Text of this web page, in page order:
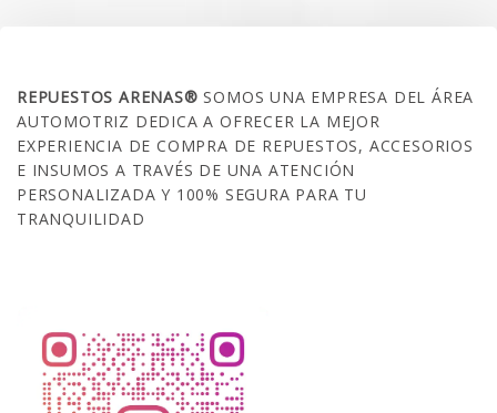
REPUESTOS ARENAS®SOMOS UNA EMPRESA DEL ÁREA
AUTOMOTRIZ DEDICA A OFRECER LA MEJOR
EXPERIENCIA DE COMPRA DE REPUESTOS, ACCESORIOS
E INSUMOS A TRAVÉS DE UNA ATENCIÓN
PERSONALIZADA Y 100% SEGURA PARA TU
TRANQUILIDAD